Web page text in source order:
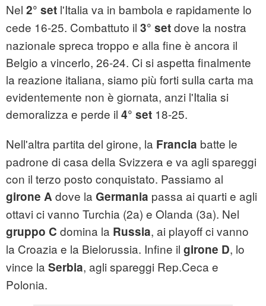
Nel 2° set l'Italia va in bambola e rapidamente lo
cede 16-25. Combattuto il 3° setdove la nostra
nazionale spreca troppo e alla fine è ancora il
Belgio a vincerlo, 26-24. Ci si aspetta finalmente
la reazione italiana, siamo più forti sulla carta ma
evidentemente non è giornata, anzi l'Italia si
demoralizza e perde il 4° set 18-25.
Nell'altra partita del girone, la Francia batte le
padrone di casa della Svizzera e va agli spareggi
con il terzo posto conquistato. Passiamo al
girone Adove la Germania passa ai quarti e agli
ottavi ci vanno Turchia (2a) e Olanda (3a). Nel
gruppo C domina la Russia, ai playoff ci vanno
la Croazia e la Bielorussia. Infine il girone D, lo
vince la Serbia, agli spareggi Rep.Ceca e
Polonia.